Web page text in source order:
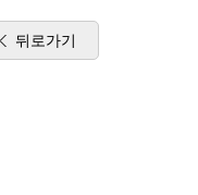
뒤로가기